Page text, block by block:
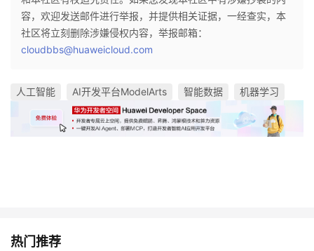
容，欢迎发送邮件进行举报，并提供相关证据，一经查实，本
社区将立刻删除涉嫌侵权内容，举报邮箱：
cloudbbs@huaweicloud.com
人工智能 AI开发平台ModelArts 智能数据 机器学习
热门推荐